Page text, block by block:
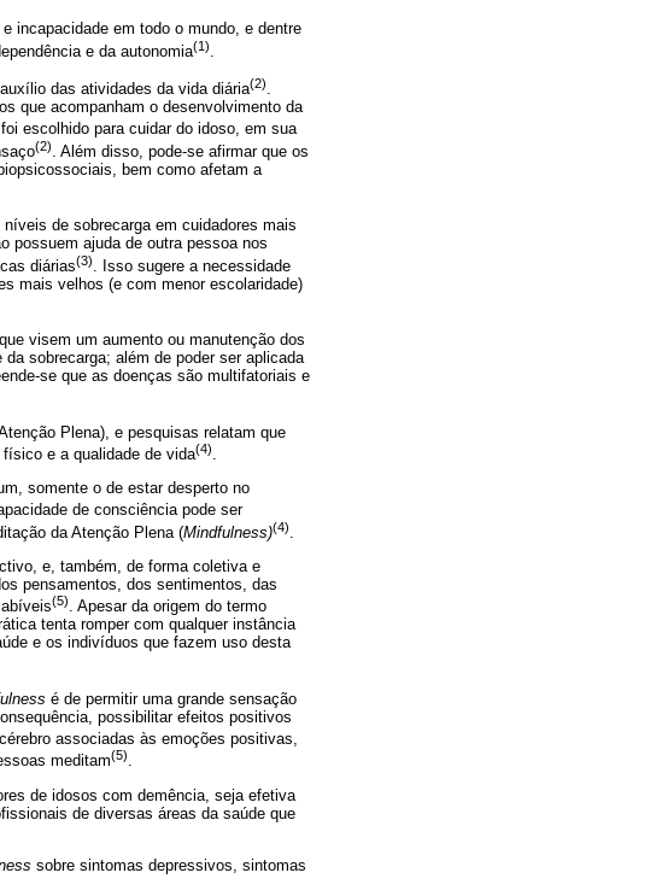
incapacidade em todo o mundo, e dentre
e da autonomia(1)
das atividades da vida diária(2).
que acompanham o desenvolvimento da
escolhido para cuidar do idoso, em sua
(2)
. Além disso, pode-se afirmar que os
bem como afetam a
de sobrecarga em cuidadores mais
possuem ajuda de outra pessoa nos
diárias(3)
. Isso sugere a necessidade
mais velhos (e com menor escolaridade)
visem um aumento ou manutenção dos
sobrecarga; além de poder ser aplicada
se que as doenças são multifatoriais e
Plena), e pesquisas relatam que
e a qualidade de vida(4)
somente o de estar desperto no
de consciência pode ser
da Atenção Plena (Mindfulness)(4)
e, também, de forma coletiva e
pensamentos, dos sentimentos, das
(5). Apesar da origem do termo
tenta romper com qualquer instância
e os indivíduos que fazem uso desta
é de permitir uma grande sensação
possibilitar efeitos positivos
associadas às emoções positivas,
meditam(5).
de idosos com demência, seja efetiva
de diversas áreas da saúde que
sobre sintomas depressivos, sintomas